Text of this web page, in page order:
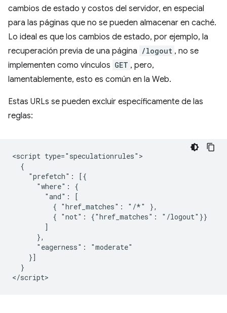
cambios de estado y costos del servidor, en especial
para las páginas que no se pueden almacenar en caché.
Lo ideal es que los cambios de estado, por ejemplo, la
recuperación previa de una página /logout , no se
implementen como vínculos GET , pero,
lamentablemente, esto es común en la Web.
Estas URLs se pueden excluir específicamente de las
reglas:
<script type="speculationrules">
  {
    "prefetch": [{
      "where": {
        "and": [
          { "href_matches": "/*" },
          { "not": {"href_matches": "/logout"}}
        ]
      },
      "eagerness": "moderate"
    }]
  }